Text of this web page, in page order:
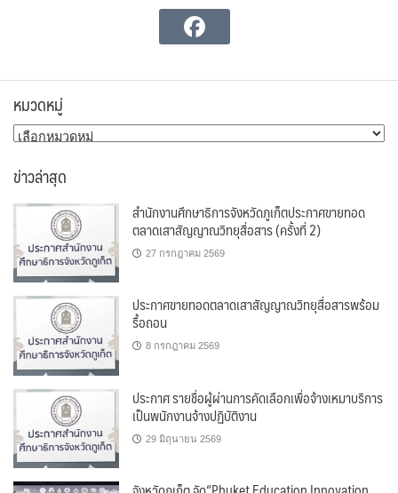
หมวดหมู่
หมวด
ข่าวล่าสุด
สำนักงานศึกษาธิการจังหวัดภูเก็ตประกาศขายทอด
ตลาดเสาสัญญาณวิทยุสื่อสาร (ครั้งที่ 2)
27 กรกฎาคม 2569
ประกาศขายทอดตลาดเสาสัญญาณวิทยุสื่อสารพร้อม
รื้อถอน
8 กรกฎาคม 2569
ประกาศ รายชื่อผู้ผ่านการคัดเลือกเพื่อจ้างเหมาบริการ
เป็นพนักงานจ้างปฏิบัติงาน
29 มิถุนายน 2569